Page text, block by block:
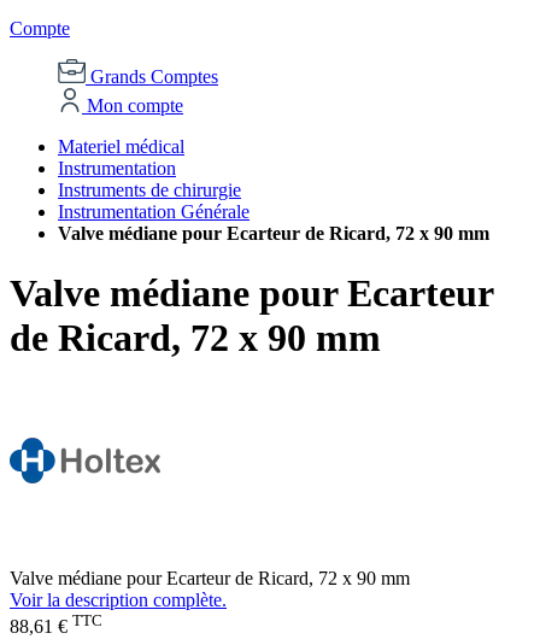
Compte
Grands Comptes
Mon compte
Materiel médical
Instrumentation
Instruments de chirurgie
Instrumentation Générale
Valve médiane pour Ecarteur de Ricard, 72 x 90 mm
Valve médiane pour Ecarteur
de Ricard, 72 x 90 mm
Valve médiane pour Ecarteur de Ricard, 72 x 90 mm
Voir la description complète.
88,61 € TTC